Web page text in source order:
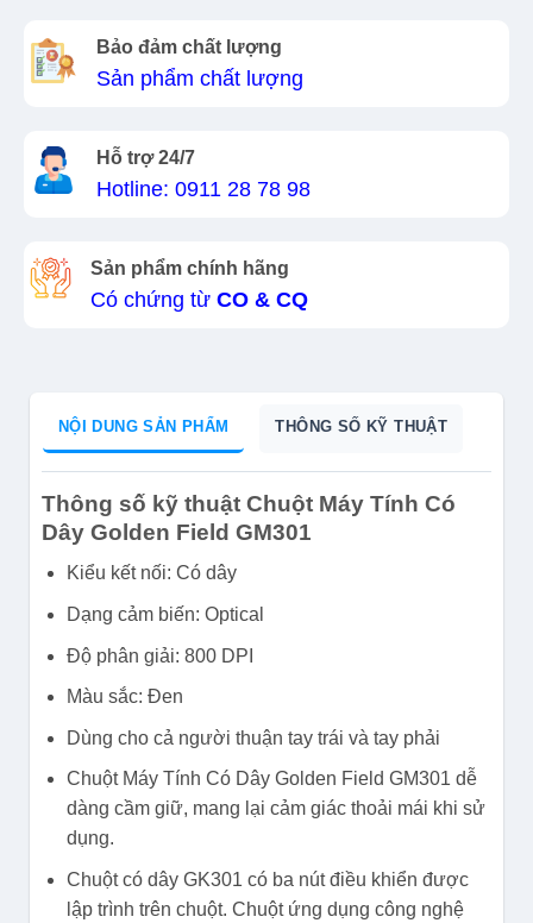
Bảo đảm chất lượng
Sản phẩm chất lượng
Hỗ trợ 24/7
Hotline: 0911 28 78 98
Sản phẩm chính hãng
Có chứng từ CO & CQ
NỘI DUNG SẢN PHẨM THÔNG SỐ KỸ THUẬT
Thông số kỹ thuật Chuột Máy Tính Có
Dây Golden Field GM301
Kiểu kết nối: Có dây
Dạng cảm biến: Optical
Độ phân giải: 800 DPI
Màu sắc: Đen
Dùng cho cả người thuận tay trái và tay phải
Chuột Máy Tính Có Dây Golden Field GM301 dễ
dàng cầm giữ, mang lại cảm giác thoải mái khi sử
dụng.
Chuột có dây GK301 có ba nút điều khiển được
lập trình trên chuột. Chuột ứng dụng công nghệ